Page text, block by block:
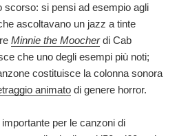
scorso: si pensi ad esempio agli
ascoltavano un jazz a tinte
Minnie the Moocherdi Cab
che uno degli esempi più noti;
costituisce la colonna sonora
animato di genere horror.
per le canzoni di